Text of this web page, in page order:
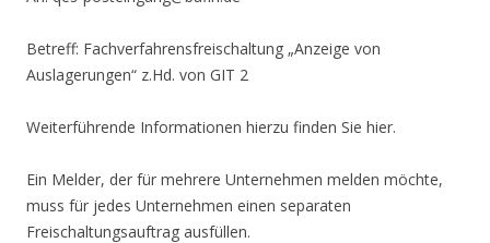
Betreff: Fachverfahrensfreischaltung „Anzeige von
Auslagerungen“ z.Hd. von GIT 2
Weiterführende Informationen hierzu finden Sie hier.
Ein Melder, der für mehrere Unternehmen melden möchte,
muss für jedes Unternehmen einen separaten
Freischaltungsauftrag ausfüllen.